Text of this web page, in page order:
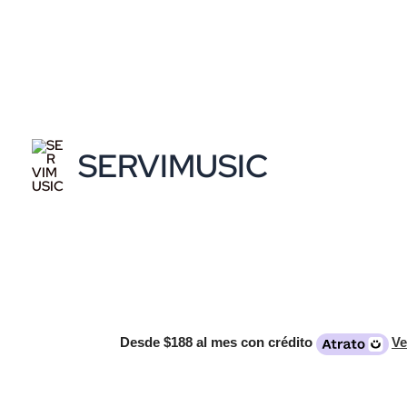
SERVIMUSIC
Desde $188 al mes con crédito